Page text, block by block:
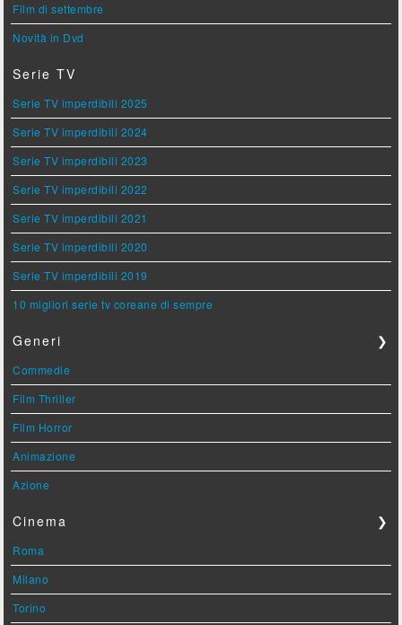
Film di settembre
Novità in Dvd
Serie TV
Serie TV imperdibili 2025
Serie TV imperdibili 2024
Serie TV imperdibili 2023
Serie TV imperdibili 2022
Serie TV imperdibili 2021
Serie TV imperdibili 2020
Serie TV imperdibili 2019
10 migliori serie tv coreane di sempre
Generi ❯
Commedie
Film Thriller
Film Horror
Animazione
Azione
Cinema ❯
Roma
Milano
Torino